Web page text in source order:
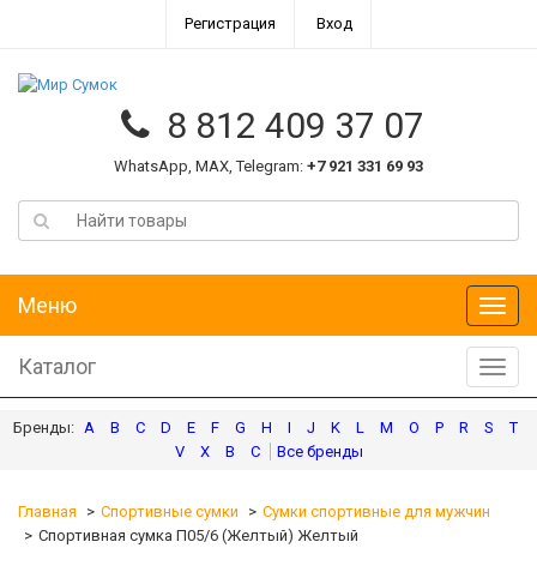
Регистрация Вход
8 812 409 37 07
WhatsApp, MAX, Telegram: +7 921 331 69 93
Меню
Меню
Каталог
A B C D E F G H I J K L M O P R S
T
V
X В С
Главная Спортивные сумки
Сумки спортивные для мужчин
Спортивная сумка П05/6 (Желтый) Желтый